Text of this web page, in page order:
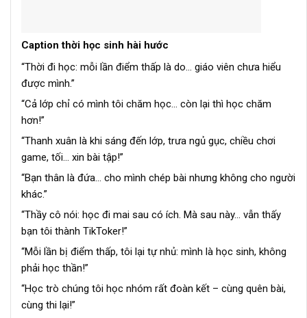
Caption thời học sinh hài hước
“Thời đi học: mỗi lần điểm thấp là do… giáo viên chưa hiểu
được mình.”
“Cả lớp chỉ có mình tôi chăm học… còn lại thì học chăm
hơn!”
“Thanh xuân là khi sáng đến lớp, trưa ngủ gục, chiều chơi
game, tối… xin bài tập!”
“Bạn thân là đứa… cho mình chép bài nhưng không cho người
khác.”
“Thầy cô nói: học đi mai sau có ích. Mà sau này… vẫn thấy
bạn tôi thành TikToker!”
“Mỗi lần bị điểm thấp, tôi lại tự nhủ: mình là học sinh, không
phải học thần!”
“Học trò chúng tôi học nhóm rất đoàn kết – cùng quên bài,
cùng thi lại!”